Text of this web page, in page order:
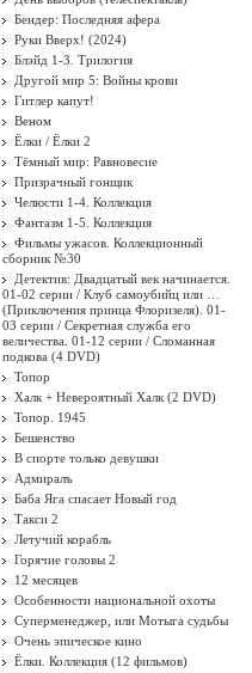
Бендер: Последняя афера
Руки Вверх! (2024)
Блэйд 1-3. Трилогия
Другой мир 5: Войны крови
Гитлер капут!
Веном
Ёлки / Ёлки 2
Тёмный мир: Равновесие
Призрачный гонщик
Челюсти 1-4. Коллекция
Фантазм 1-5. Коллекция
Фильмы ужасов. Коллекционный
сборник №30
Детектив: Двадцатый век начинается.
01-02 серии / Клуб самоубийц или …
(Приключения принца Флоризеля). 01-
03 серии / Секретная служба его
величества. 01-12 серии / Сломанная
подкова (4 DVD)
Топор
Халк + Невероятный Халк (2 DVD)
Топор. 1945
Бешенство
В спорте только девушки
Адмиралъ
Баба Яга спасает Новый год
Такси 2
Летучий корабль
Горячие головы 2
12 месяцев
Особенности национальной охоты
Суперменеджер, или Мотыга судьбы
Очень эпическое кино
Ёлки. Коллекция (12 фильмов)